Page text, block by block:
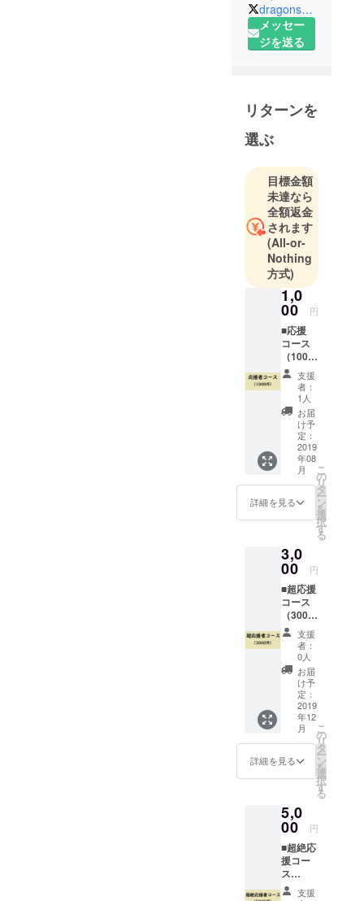
dragonstory_jp
メッセー
ジを送る
リターンを
選ぶ
目標金額
未達なら
全額返金
されます
(All-or-
Nothing
方式)
1,0
00 円
■応援
コース
（1000
円）
WEBサ
イトに
て「ス
ペシャ
ルサン
クス」
として
掲載 ※
支援
時、必
ず備考
欄にご
お名前
をご記
入くだ
さい。
記入の
ない場
合は
CAMPF
IREの
ユー
ザー名
を掲載
いたし
ます。
ご了承
くださ
い。
支援
者：
1人
お届
け予
定：
2019
年08
月
詳細を見る
こ
の
リ
タ
ー
ン
を
選
択
す
る
3,0
00 円
■超応援
コース
（3000
円）
WEBサ
イトに
て「ス
ペシャ
ルサン
クス」
として
掲載
オープ
ンサー
ビス前
に行う
クロー
ズβテス
ト）参
加権
※CBT（
クロー
ズβテス
支援
者：
0人
お届
け予
定：
2019
年12
月
詳細を見る
こ
の
リ
タ
ー
ン
を
選
択
す
る
5,0
00 円
■超絶応
援コー
ス
（5000
支援